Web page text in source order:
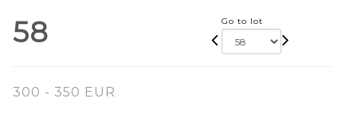
58 Go to lot
300 - 350 EUR